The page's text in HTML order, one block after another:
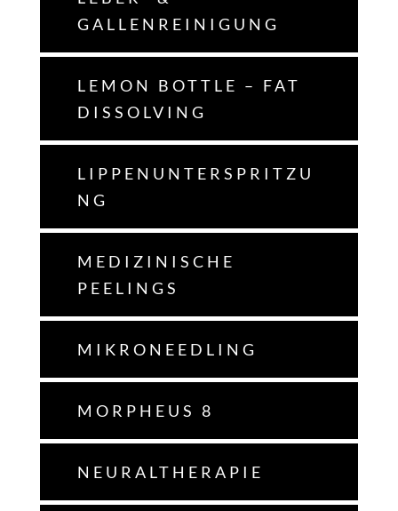
GALLENREINIGUNG
LEMON BOTTLE – FAT
DISSOLVING
LIPPENUNTERSPRITZU
NG
MEDIZINISCHE
PEELINGS
MIKRONEEDLING
MORPHEUS 8
NEURALTHERAPIE